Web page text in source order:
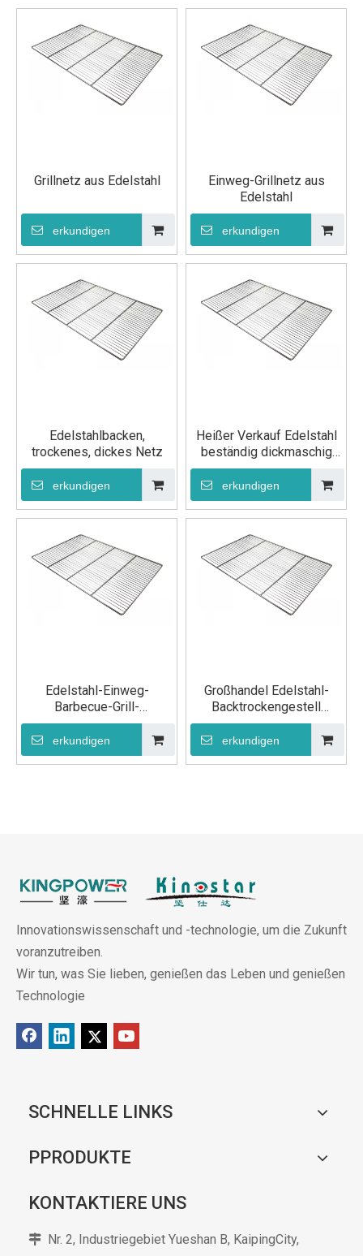
Grillnetz aus Edelstahl
erkundigen
Einweg-Grillnetz aus
Edelstahl
erkundigen
Edelstahlbacken,
trockenes, dickes Netz
erkundigen
Heißer Verkauf Edelstahl
beständig dickmaschig
Backen Trocknen Rost
Draht GN 2/1
erkundigen
Edelstahl-Einweg-
Barbecue-Grill-
Maschendraht-Netz-Rost-
Draht GN 600×400
erkundigen
Großhandel Edelstahl-
Backtrockengestell
Rostdraht GN 1/1
erkundigen
Innovationswissenschaft und -technologie, um die Zukunft
voranzutreiben.
Wir tun, was Sie lieben, genießen das Leben und genießen
Technologie
SCHNELLE LINKS
PPRODUKTE
KONTAKTIERE UNS
 Nr. 2, Industriegebiet Yueshan B, KaipingCity,